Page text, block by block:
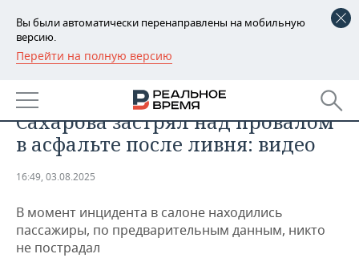
Вы были автоматически перенаправлены на мобильную
версию.
Перейти на полную версию
РЕГИОНЫ
БАШКОРТОСТАН
ТАТАРСТАН
НОВОСТИ
АНАЛИТИКА
ДЕКЛАРАЦИИ О ДОХОДАХ
КОРОЛИ ГОСЗАКАЗА ПФО
НОВОСТИ ЭКОНОМИКИ
ФИНАНСЫ
ПРОМЫШЛЕННОСТЬ
НОВОСТИ
ПРОМЫШЛЕННОСТИ
НЕДВИЖИМОСТЬ
В Казани троллейбус на улице
Сахарова застрял над провалом
в асфальте после ливня: видео
16:49, 03.08.2025
В момент инцидента в салоне находились
пассажиры, по предварительным данным, никто
не пострадал